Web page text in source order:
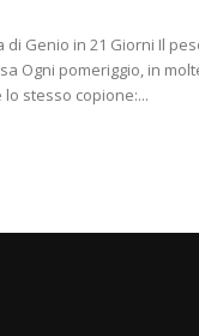
Genio in 21 Giorni Il
Ogni pomeriggio, in
stesso copione:...